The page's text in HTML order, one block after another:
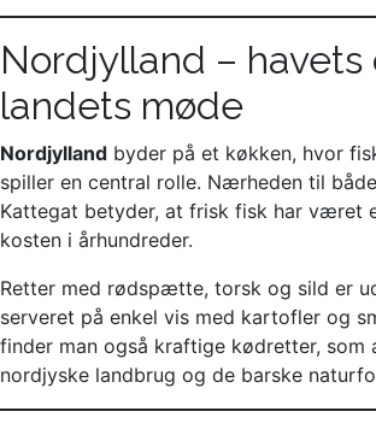
Nordjylland – havets
landets møde
Nordjylland byder på et køkken, hvor
spiller en central rolle. Nærheden til
Kattegat betyder, at frisk fisk har været
kosten i århundreder.
Retter med rødspætte, torsk og sild er
serveret på enkel vis med kartofler og
finder man også kraftige kødretter, som
nordjyske landbrug og de barske